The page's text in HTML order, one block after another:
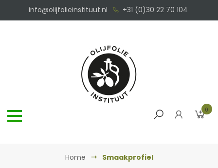
info@olijfolieinstituut.nl +31 (0)30 22 70 104
0
Home Smaakprofiel